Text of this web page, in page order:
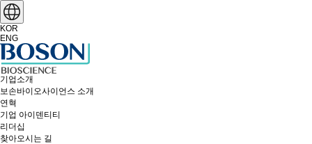
KOR
ENG
기업소개
보손바이오사이언스 소개
연혁
기업 아이덴티티
리더십
찾아오시는 길